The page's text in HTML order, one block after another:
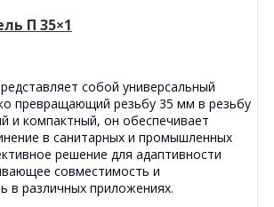
П 35×1
собой универсальный
превращающий резьбу 35 мм в резьбу
и компактный, он обеспечивает
в санитарных и промышленных
решение для адаптивности
совместимость и
в различных приложениях.